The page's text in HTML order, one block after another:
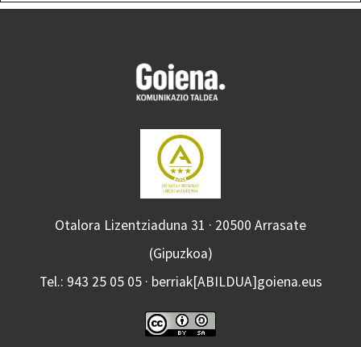
Otalora Lizentziaduna 31 · 20500 Arrasate
(Gipuzkoa)
Tel.: 943 25 05 05 · berriak[ABILDUA]goiena.eus